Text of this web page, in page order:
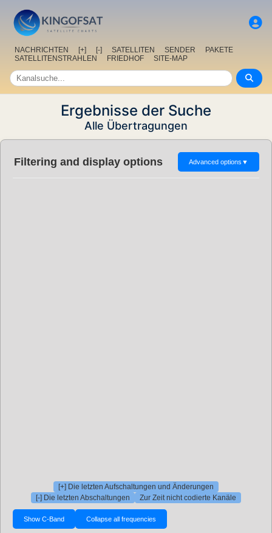
NACHRICHTEN [+] [-] SATELLITEN SENDER
PAKETE
SATELLITENSTRAHLEN
FRIEDHOF SITE-MAP
Ergebnisse der Suche
Alle Übertragungen
Filtering and display options Advanced options ▼
[+] Die letzten Aufschaltungen und Änderungen
[-] Die letzten Abschaltungen
Zur Zeit nicht codierte Kanäle